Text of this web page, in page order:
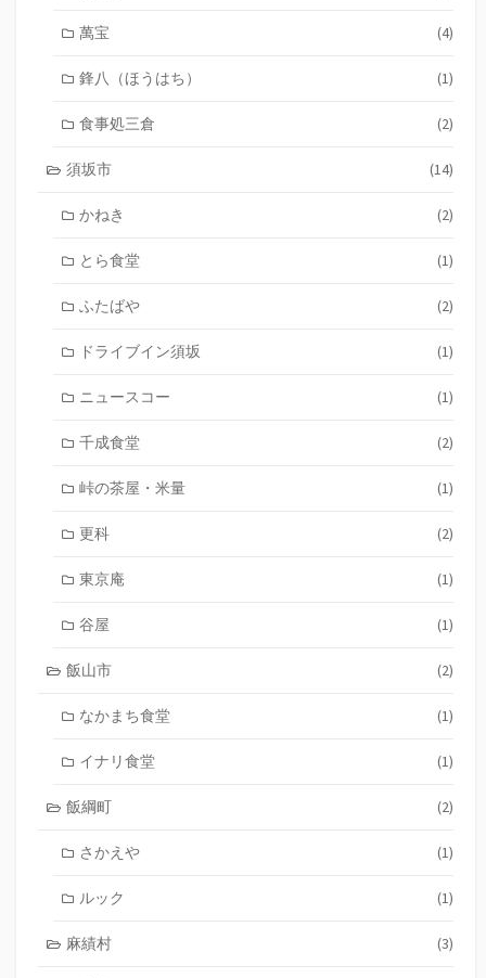
萬宝 (4)
鋒八（ほうはち） (1)
食事処三倉 (2)
須坂市 (14)
かねき (2)
とら食堂 (1)
ふたばや (2)
ドライブイン須坂 (1)
ニュースコー (1)
千成食堂 (2)
峠の茶屋・米量 (1)
更科 (2)
東京庵 (1)
谷屋 (1)
飯山市 (2)
なかまち食堂 (1)
イナリ食堂 (1)
飯綱町 (2)
さかえや (1)
ルック (1)
麻績村 (3)